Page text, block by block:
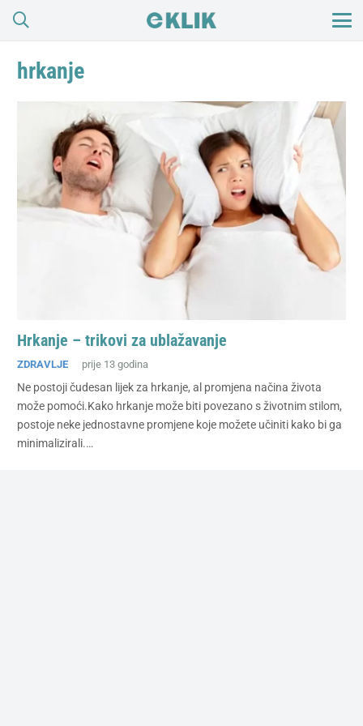
hrkanje
Hrkanje – trikovi za ublažavanje
ZDRAVLJE prije 13 godina
Ne postoji čudesan lijek za hrkanje, al promjena načina života
može pomoći.Kako hrkanje može biti povezano s životnim stilom,
postoje neke jednostavne promjene koje možete učiniti kako bi ga
minimalizirali.…